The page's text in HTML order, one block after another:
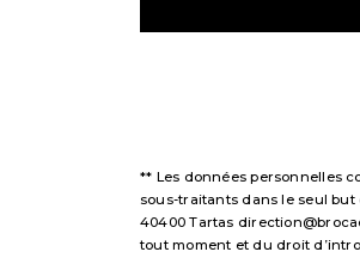
** Les données personnelles
sous-traitants dans le seul
40400 Tartas
tout moment et du droit